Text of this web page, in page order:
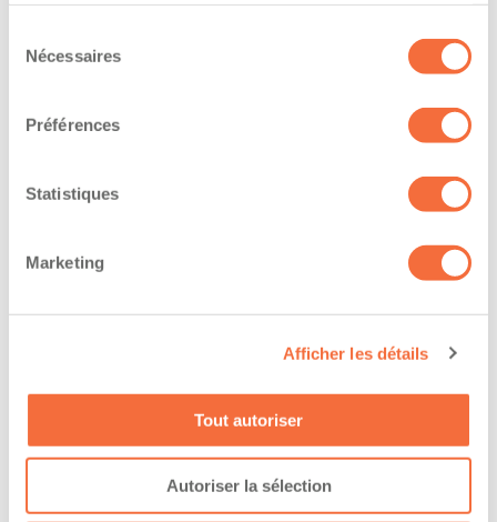
Nécessaires
Préférences
Statistiques
Marketing
Afficher les détails
Tout autoriser
Autoriser la sélection
Le chauffeur professionnel possède un diplôme
3
sur les marchandises dangereuses utilisées au
travail (SIMDUT)
permis de conduire
The owner-operator has the ability to